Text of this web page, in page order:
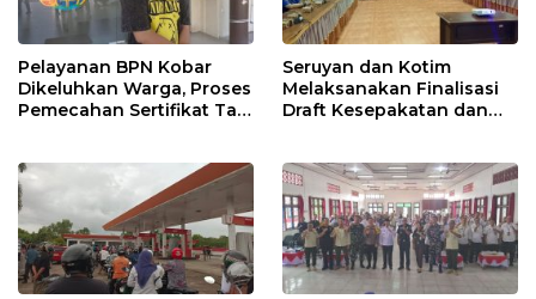
Pelayanan BPN Kobar
Dikeluhkan Warga, Proses
Pemecahan Sertifikat Tak
Seruyan dan Kotim
Melaksanakan Finalisasi
Draft Kesepakatan dan